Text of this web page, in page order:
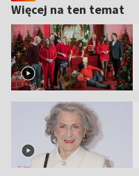
Więcej na ten temat